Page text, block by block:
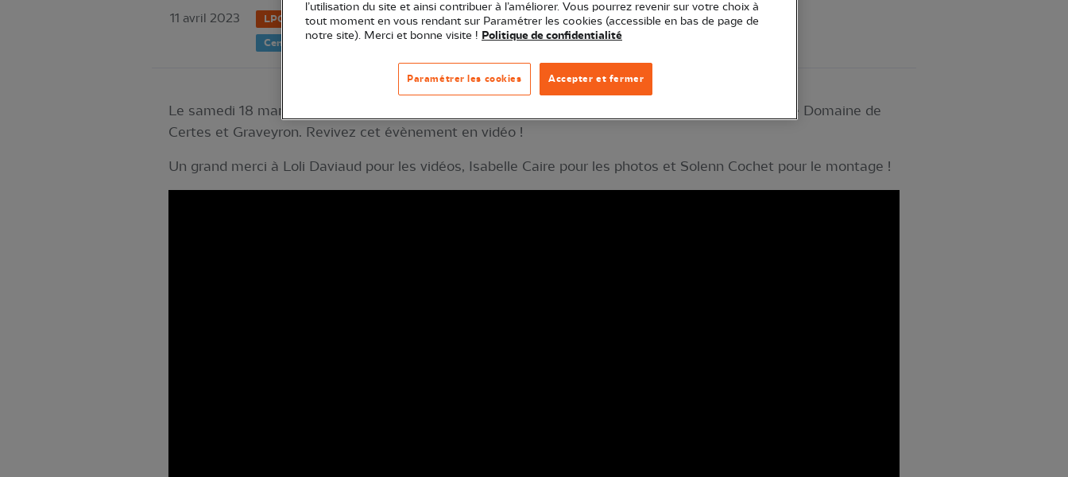
11 avril 2023 LPO Aquitaine
Evénement
Centres de soins
Associatif Faune en détresse Médiation faune sauvage
Le samedi 18 mars dernier, nous avons fêté à vos côtés les 20 ans de notre Centre de soins sur le Domaine de
Certes et Graveyron. Revivez cet évènement en vidéo !
Un grand merci à Loli Daviaud pour les vidéos, Isabelle Caire pour les photos et Solenn Cochet pour le montage !
l’utilisation du site et ainsi contribuer à l’améliorer. Vous pourrez revenir sur votre choix à
tout moment en vous rendant sur Paramétrer les cookies (accessible en bas de page de
notre site). Merci et bonne visite ! Politique de confidentialité
Accepter et fermer
Paramétrer les cookies